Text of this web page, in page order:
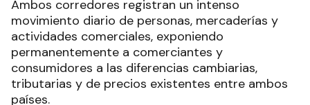
Ambos corredores registran un intenso
movimiento diario de personas, mercaderías y
actividades comerciales, exponiendo
permanentemente a comerciantes y
consumidores a las diferencias cambiarias,
tributarias y de precios existentes entre ambos
países.